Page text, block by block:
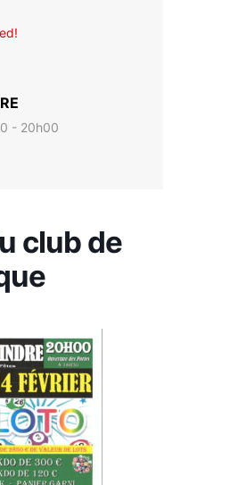
- 20h00
club de